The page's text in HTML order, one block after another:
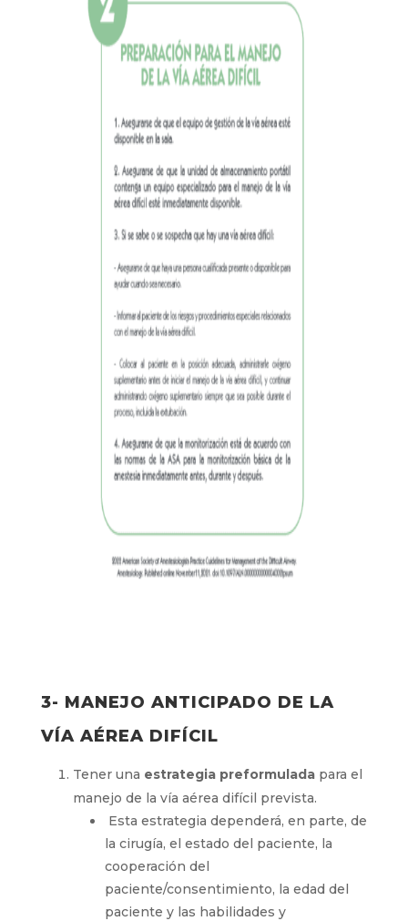
3- MANEJO ANTICIPADO DE LA
VÍA AÉREA DIFÍCIL
Tener una estrategia preformuladapara el
manejo de la vía aérea difícil prevista.
Esta estrategia dependerá, en parte, de
la cirugía, el estado del paciente, la
cooperación del
paciente/consentimiento, la edad del
paciente y las habilidades y